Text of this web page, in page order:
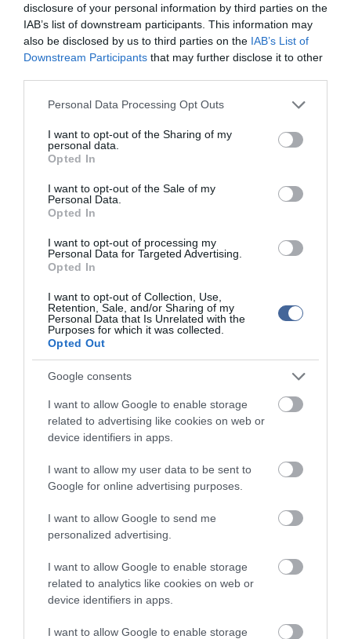
disclosure of your personal information by third parties on the
IAB’s list of downstream participants. This information may
also be disclosed by us to third parties on the IAB’s List of
Downstream Participants that may further disclose it to other
Please note that this website/app uses one or more Google
not limited to your visit or usage behaviour. You may click to
grant or deny consent to Google and its third-party tags to
use your data for below specified purposes in below Google
consent section.
Personal Data Processing Opt Outs
I want to opt-out of the Sharing of my
personal data.
Opted In
I want to opt-out of the Sale of my
Personal Data.
Opted In
I want to opt-out of processing my
Personal Data for Targeted Advertising.
Opted In
I want to opt-out of Collection, Use,
Retention, Sale, and/or Sharing of my
Personal Data that Is Unrelated with the
Purposes for which it was collected.
Opted Out
Google consents
I want to allow Google to enable storage
related to advertising like cookies on web or
device identifiers in apps.
I want to allow my user data to be sent to
Google for online advertising purposes.
I want to allow Google to send me
personalized advertising.
I want to allow Google to enable storage
related to analytics like cookies on web or
device identifiers in apps.
I want to allow Google to enable storage
Clark szerint az 1974-es stanley-i eset óta ez az első dokumentált
tömeges delfin partra vetődés Tasmániában, amikor egy 160
egyedből álló csapat rekedt a szárazföldön.
találni.
A cetfélék partra vetődésének hátterében több tényező is állhat,
például:
- Betegség vagy sérülés
- Öregedés
- Ragadozók elől való menekülés
- Szélsőséges időjárási viszonyok
A helyi környezetvédelmi hatóság figyelmeztette a lakosságot,
elpusztultak.
„Bűncselekménynek számít, ha valaki engedély nélkül megbolygat
egy tetemet” – áll a hivatalos közleményben.
A mentőcsapatok folytatják az életben maradt delfinek
megmentésére tett erőfeszítéseiket, miközben az esettel
kapcsolatos vizsgálatok is zajlanak.
Figyelem! A cikkhez hozzáfűzött hozzászólások nem a
ma.hu
network nézeteit tükrözik. A szerkesztőség mindössze a hírek
- azok az olvasók személyes véleményét tartalmazzák.
tiszteletben tartásával kommenteljenek!